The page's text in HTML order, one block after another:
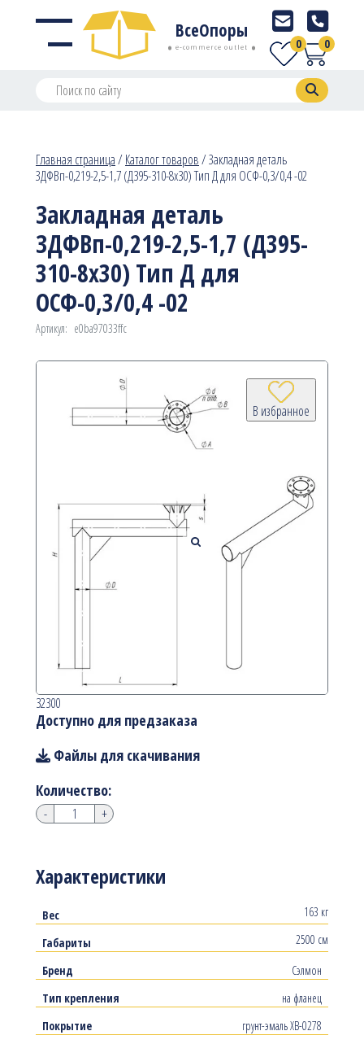
ВсеОпоры
e-commerce outlet 0
0
Главная страница/Каталог товаров/Закладная деталь
ЗДФВп-0,219-2,5-1,7 (Д395-310-8х30) Тип Д для ОСФ-0,3/0,4 -02
Закладная деталь
ЗДФВп-0,219-2,5-1,7 (Д395-
310-8х30) Тип Д для
ОСФ-0,3/0,4 -02
Артикул: e0ba97033ffc
В избранное
Характеристики
Вес
163 кг
Габариты
2500 см
Бренд
Сэлмон
Тип крепления
на фланец
Покрытие
грунт-эмаль ХВ-0278
32300
Доступно для предзаказа
Файлы для скачивания
Количество:
- +